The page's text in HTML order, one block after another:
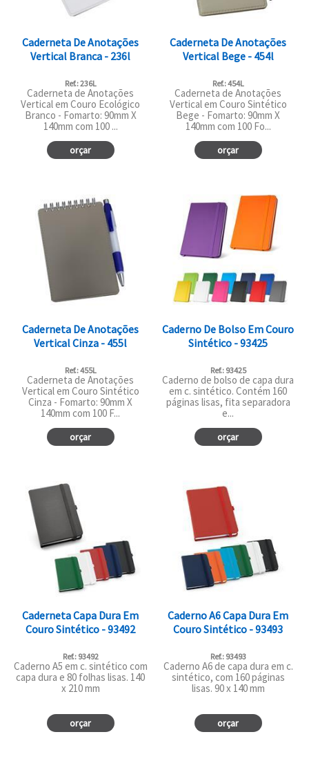
Caderneta De Anotações
Vertical Branca - 236l
Ref.: 236L
Caderneta de Anotações
Vertical em Couro Ecológico
Branco - Fomarto: 90mm X
140mm com 100 ...
orçar
Caderneta De Anotações
Vertical Bege - 454l
Ref.: 454L
Caderneta de Anotações
Vertical em Couro Sintético
Bege - Fomarto: 90mm X
140mm com 100 Fo...
orçar
Caderneta De Anotações
Vertical Cinza - 455l
Ref.: 455L
Caderneta de Anotações
Vertical em Couro Sintético
Cinza - Fomarto: 90mm X
140mm com 100 F...
orçar
Caderno De Bolso Em Couro
Sintético - 93425
Ref.: 93425
Caderno de bolso de capa dura
em c. sintético. Contém 160
páginas lisas, fita separadora
e...
orçar
Caderneta Capa Dura Em
Couro Sintético - 93492
Ref.: 93492
Caderno A5 em c. sintético com
capa dura e 80 folhas lisas. 140
x 210 mm
orçar
Caderno A6 Capa Dura Em
Couro Sintético - 93493
Ref.: 93493
Caderno A6 de capa dura em c.
sintético, com 160 páginas
lisas. 90 x 140 mm
orçar